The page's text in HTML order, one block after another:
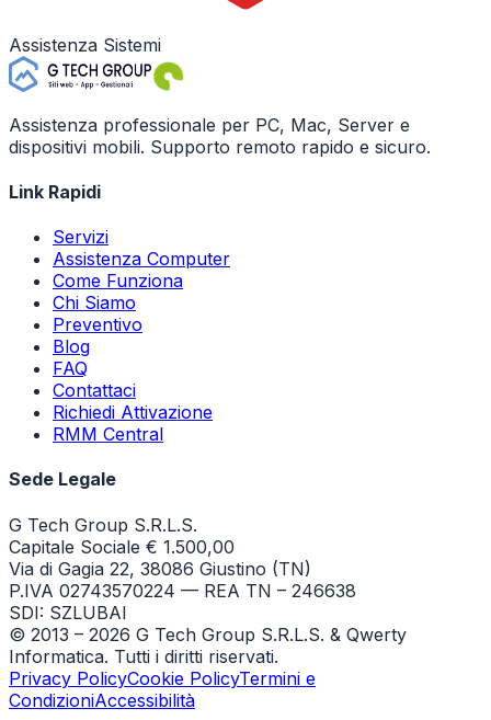
Assistenza Sistemi
Assistenza professionale per PC, Mac, Server e
dispositivi mobili. Supporto remoto rapido e sicuro.
Link Rapidi
Servizi
Assistenza Computer
Come Funziona
Chi Siamo
Preventivo
Blog
FAQ
Contattaci
Richiedi Attivazione
RMM Central
Sede Legale
G Tech Group S.R.L.S.
Capitale Sociale € 1.500,00
Via di Gagia 22, 38086 Giustino (TN)
P.IVA 02743570224 — REA TN – 246638
SDI: SZLUBAI
© 2013 – 2026 G Tech Group S.R.L.S. & Qwerty
Informatica. Tutti i diritti riservati.
Privacy PolicyCookie PolicyTermini e
CondizioniAccessibilità